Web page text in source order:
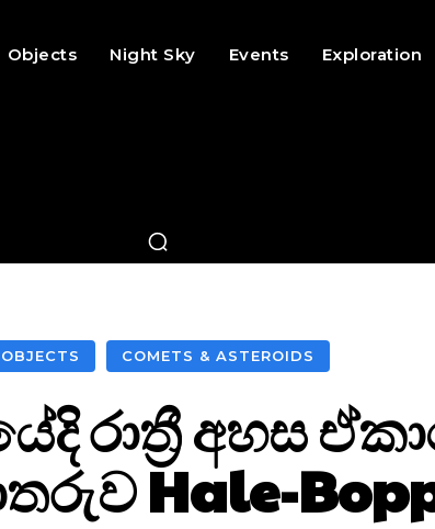
Objects Night Sky Events Exploration
OBJECTS COMETS & ASTEROIDS
රාත්‍රී අහස
Hale-